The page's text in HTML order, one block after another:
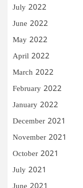
July 2022
June 2022
May 2022
April 2022
March 2022
February 2022
January 2022
December 2021
November 2021
October 2021
July 2021